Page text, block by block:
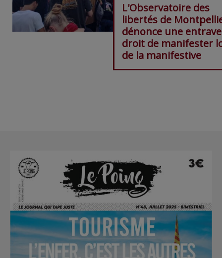
L'Observatoire des
libertés de
dénonce une
droit de manifester
de la manifestive